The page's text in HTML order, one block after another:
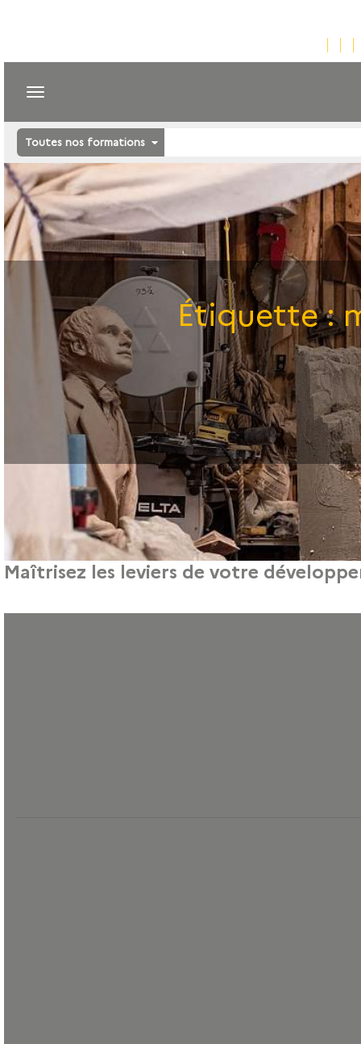
Toutes nos formations
Étiquette :
Maîtrisez les leviers de votre